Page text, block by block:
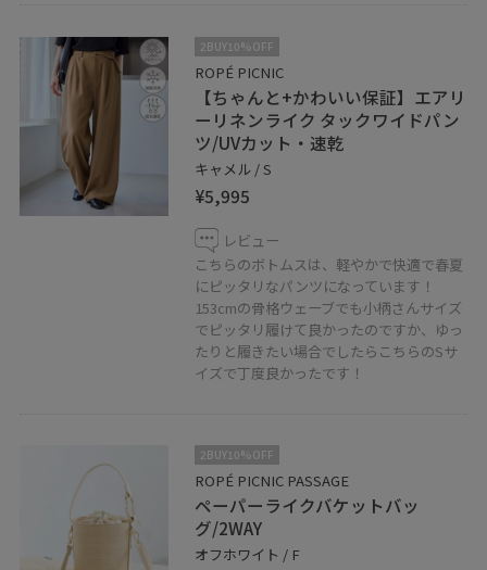
2BUY10%OFF
ROPÉ PICNIC
【ちゃんと+かわいい保証】エアリ
ーリネンライク タックワイドパン
ツ/UVカット・速乾
キャメル / S
¥5,995
レビュー
こちらのボトムスは、軽やかで快適で春夏
にピッタリなパンツになっています！
153cmの骨格ウェーブでも小柄さんサイズ
でピッタリ履けて良かったのですか、ゆっ
たりと履きたい場合でしたらこちらのSサ
イズで丁度良かったです！
2BUY10%OFF
ROPÉ PICNIC PASSAGE
ペーパーライクバケットバッ
グ/2WAY
オフホワイト / F